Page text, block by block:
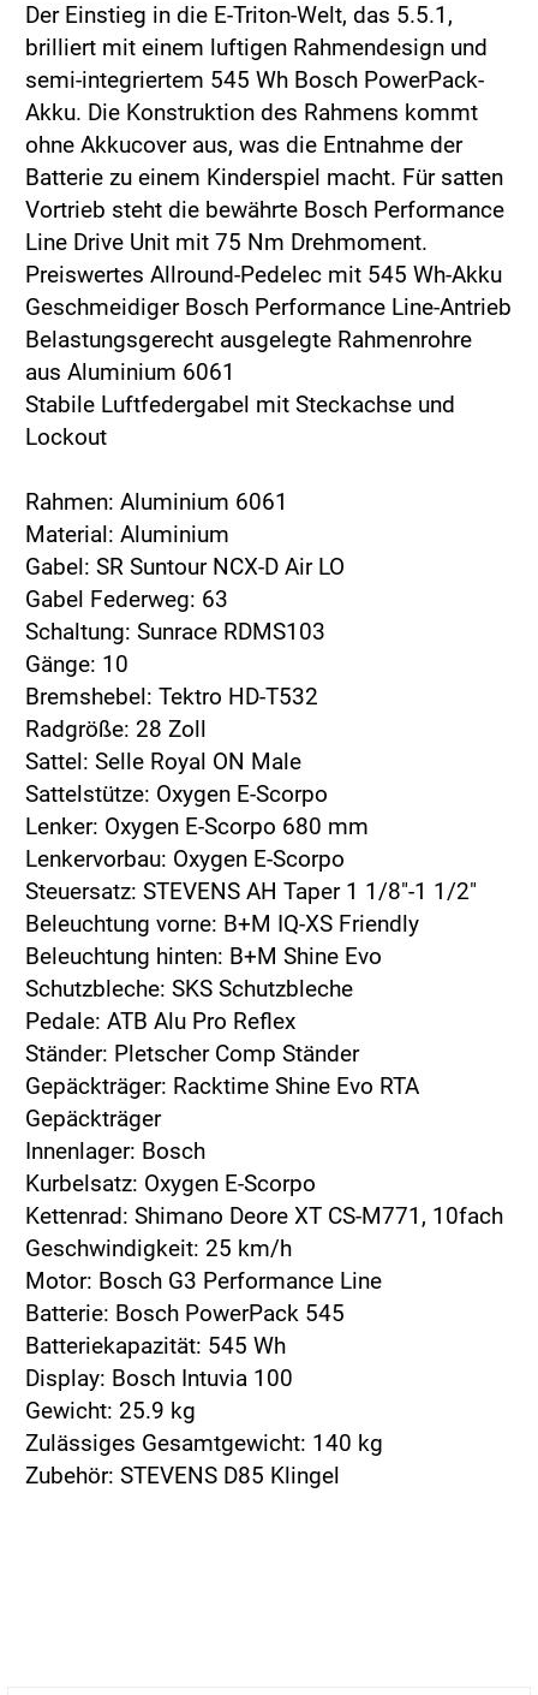
Der Einstieg in die E-Triton-Welt, das 5.5.1,
brilliert mit einem luftigen Rahmendesign und
semi-integriertem 545 Wh Bosch PowerPack-
Akku. Die Konstruktion des Rahmens kommt
ohne Akkucover aus, was die Entnahme der
Batterie zu einem Kinderspiel macht. Für satten
Vortrieb steht die bewährte Bosch Performance
Line Drive Unit mit 75 Nm Drehmoment.
Preiswertes Allround-Pedelec mit 545 Wh-Akku
Geschmeidiger Bosch Performance Line-Antrieb
Belastungsgerecht ausgelegte Rahmenrohre
aus Aluminium 6061
Stabile Luftfedergabel mit Steckachse und
Lockout
Rahmen: Aluminium 6061
Material: Aluminium
Gabel: SR Suntour NCX-D Air LO
Gabel Federweg: 63
Schaltung: Sunrace RDMS103
Gänge: 10
Bremshebel: Tektro HD-T532
Radgröße: 28 Zoll
Sattel: Selle Royal ON Male
Sattelstütze: Oxygen E-Scorpo
Lenker: Oxygen E-Scorpo 680 mm
Lenkervorbau: Oxygen E-Scorpo
Steuersatz: STEVENS AH Taper 1 1/8"-1 1/2"
Beleuchtung vorne: B+M IQ-XS Friendly
Beleuchtung hinten: B+M Shine Evo
Schutzbleche: SKS Schutzbleche
Pedale: ATB Alu Pro Reflex
Ständer: Pletscher Comp Ständer
Gepäckträger: Racktime Shine Evo RTA
Gepäckträger
Innenlager: Bosch
Kurbelsatz: Oxygen E-Scorpo
Kettenrad: Shimano Deore XT CS-M771, 10fach
Geschwindigkeit: 25 km/h
Motor: Bosch G3 Performance Line
Batterie: Bosch PowerPack 545
Batteriekapazität: 545 Wh
Display: Bosch Intuvia 100
Gewicht: 25.9 kg
Zulässiges Gesamtgewicht: 140 kg
Zubehör: STEVENS D85 Klingel